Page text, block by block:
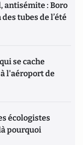
antisémite : Boro
tubes de l’été
se cache
l'aéroport de
écologistes
pourquoi